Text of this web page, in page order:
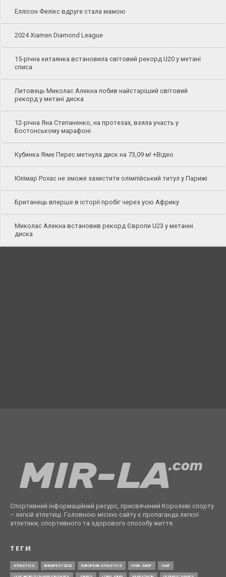
Еллісон Фелікс вдруге стала мамою
2024 Xiamen Diamond League
15-річна китаянка встановила світовий рекорд U20 у метані
списа
Литовець Миколас Алекна побив найстаріший світовий
рекорд у метані диска
12-річна Яна Степаненко, на протезах, взяла участь у
Бостонському марафоні
Кубинка Яіме Перес метнула диск на 73,09 м! +Відео
Юлімар Рохас не зможе захистити олімпійський титул у Парижі
Британець вперше в історії пробіг через усю Африку
Миколас Алекна встановив рекорд Європи U23 у метанні
диска
Спортивний інформаційний ресурс, присвячений Королеві спорту
– легкій атлетиці. Головною місією сайту є пропаганда легкої
атлетики, спортивного та здорового способу життя.
ТЕГИ
ATHLETICS BUDAPEST2023 EUROPEAN ATHLETICS HIGH JUMP IAAF